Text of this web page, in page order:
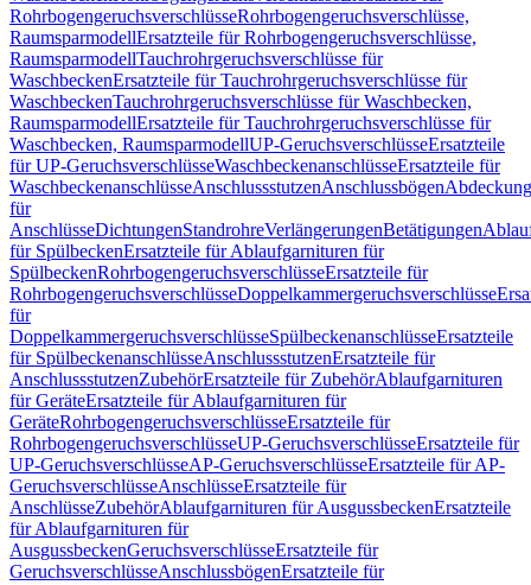
RohrbogengeruchsverschlüsseRohrbogengeruchsverschlüsse,
RaumsparmodellErsatzteile für Rohrbogengeruchsverschlüsse,
RaumsparmodellTauchrohrgeruchsverschlüsse für
WaschbeckenErsatzteile für Tauchrohrgeruchsverschlüsse für
WaschbeckenTauchrohrgeruchsverschlüsse für Waschbecken,
RaumsparmodellErsatzteile für Tauchrohrgeruchsverschlüsse für
Waschbecken, RaumsparmodellUP-GeruchsverschlüsseErsatzteile
für UP-GeruchsverschlüsseWaschbeckenanschlüsseErsatzteile für
WaschbeckenanschlüsseAnschlussstutzenAnschlussbögen
für
AnschlüsseDichtungenStandrohreVerlängerungenBetätigungen
für SpülbeckenErsatzteile für Ablaufgarnituren für
SpülbeckenRohrbogengeruchsverschlüsseErsatzteile für
RohrbogengeruchsverschlüsseDoppelkammergeruchsverschlüsse
für
DoppelkammergeruchsverschlüsseSpülbeckenanschlüsseErsatzteile
für SpülbeckenanschlüsseAnschlussstutzenErsatzteile für
AnschlussstutzenZubehörErsatzteile für ZubehörAblaufgarnituren
für GeräteErsatzteile für Ablaufgarnituren für
GeräteRohrbogengeruchsverschlüsseErsatzteile für
RohrbogengeruchsverschlüsseUP-GeruchsverschlüsseErsatzteile für
UP-GeruchsverschlüsseAP-GeruchsverschlüsseErsatzteile für AP-
GeruchsverschlüsseAnschlüsseErsatzteile für
AnschlüsseZubehörAblaufgarnituren für AusgussbeckenErsatzteile
für Ablaufgarnituren für
AusgussbeckenGeruchsverschlüsseErsatzteile für
GeruchsverschlüsseAnschlussbögenErsatzteile für